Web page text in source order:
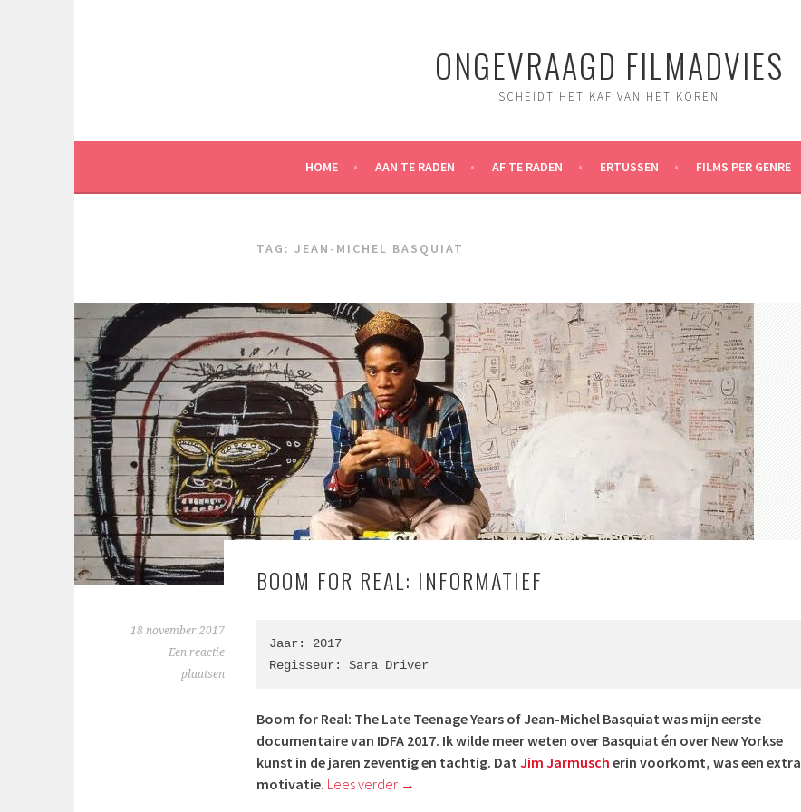
ONGEVRAAGD FILMADVIES
SCHEIDT HET KAF VAN HET KOREN
HOME AAN TE RADEN AF TE RADEN ERTUSSEN FILMS PER GENRE
TAG: JEAN-MICHEL BASQUIAT
BOOM FOR REAL: INFORMATIEF
18 november 2017
Een reactie
plaatsen
Jaar: 2017
Regisseur: Sara Driver
Boom for Real: The Late Teenage Years of Jean-Michel Basquiat was mijn eerste
documentaire van IDFA 2017. Ik wilde meer weten over Basquiat én over New Yorkse
kunst in de jaren zeventig en tachtig. Dat Jim Jarmusch erin voorkomt, was een extra
motivatie. Lees verder →